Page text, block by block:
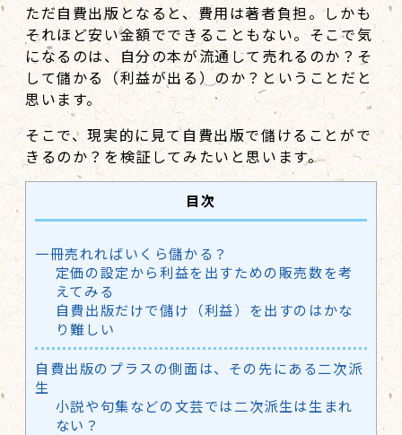
ただ自費出版となると、費用は著者負担。しかも
それほど安い金額でできることもない。そこで気
になるのは、自分の本が流通して売れるのか？そ
して儲かる（利益が出る）のか？ということだと
思います。
そこで、現実的に見て自費出版で儲けることがで
きるのか？を検証してみたいと思います。
目次
一冊売れればいくら儲かる？
定価の設定から利益を出すための販売数を考
えてみる
自費出版だけで儲け（利益）を出すのはかな
り難しい
自費出版のプラスの側面は、その先にある二次派
生
小説や句集などの文芸では二次派生は生まれ
ない？